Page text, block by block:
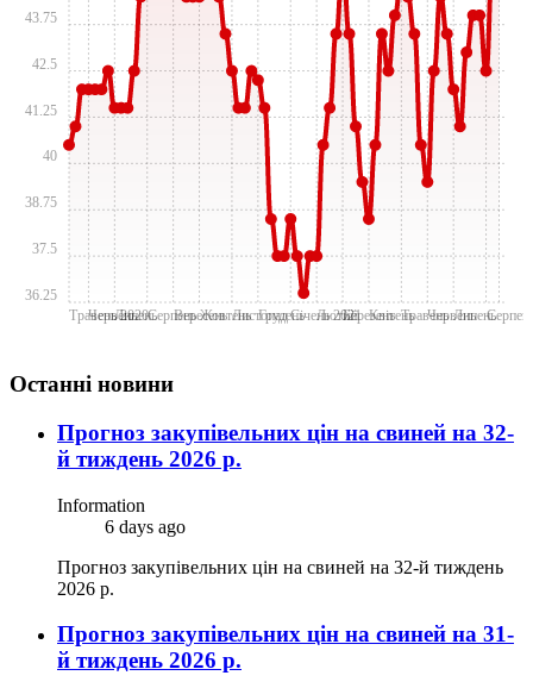
Травень 2020
ЧервеньЛипеньСерпеньВересеньЖовтеньЛиcтопад
ГруденьСічень 2021
ЛютийБерезень
КвітеньТравеньЧервеньЛипень
36.25
37.5
38.75
40
41.25
42.5
43.75
Останні новини
Прогноз закупівельних цін на свиней на 32-
й тиждень 2026 р.
Information
6 days ago
Прогноз закупівельних цін на свиней на 32-й тиждень
2026 р.
Прогноз закупівельних цін на свиней на 31-
й тиждень 2026 р.